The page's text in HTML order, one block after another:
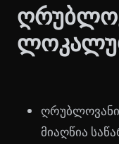
ღრუბლოვანი
მიაღწია